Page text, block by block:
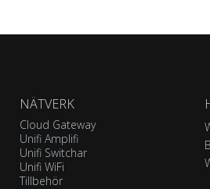
NÄTVERK
Cloud Gateway
Unifi Amplifi
Unifi Switchar
Unifi WiFi
Tillbehör